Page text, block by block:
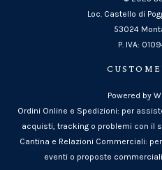
Loc. Castello di
53024
P. IVA:
Powered by
Ordini Online e Spedizioni: per
acquisti, tracking o problemi con il
Cantina e Relazioni Commerciali:
eventi o proposte